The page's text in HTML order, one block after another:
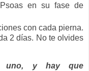
en su fase de
con cada pierna.
2 días. No te olvides
uno, y hay que